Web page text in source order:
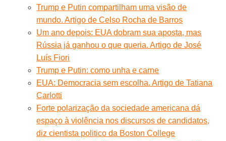
Trump e Putin compartilham uma visão de
mundo. Artigo de Celso Rocha de Barros
Um ano depois: EUA dobram sua aposta, mas
Rússia já ganhou o que queria. Artigo de José
Luís Fiori
Trump e Putin: como unha e carne
EUA: Democracia sem escolha. Artigo de Tatiana
Carlotti
Forte polarização da sociedade americana dá
espaço à violência nos discursos de candidatos,
diz cientista politico da Boston College